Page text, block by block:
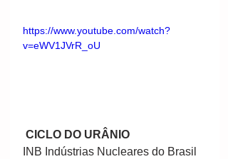
https://www.youtube.com/watch?
v=eWV1JVrR_oU
CICLO DO URÂNIO
INB Indústrias Nucleares do Brasil